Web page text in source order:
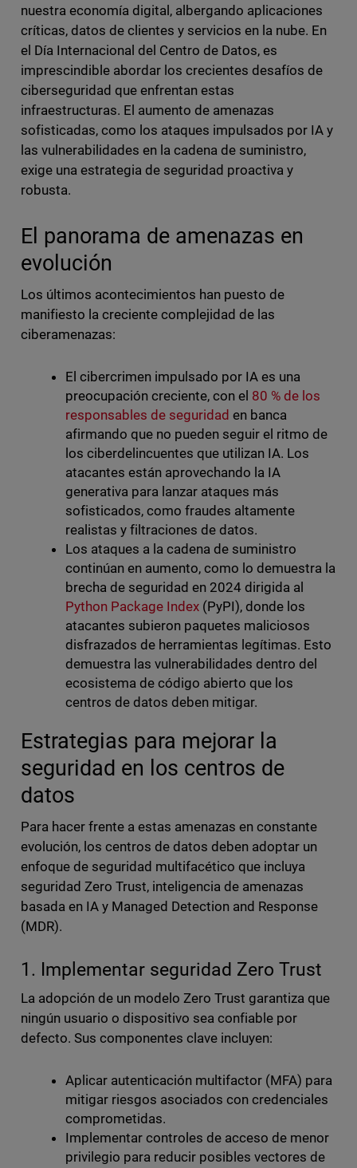
nuestra economía digital, albergando aplicaciones
críticas, datos de clientes y servicios en la nube. En
el Día Internacional del Centro de Datos, es
imprescindible abordar los crecientes desafíos de
ciberseguridad que enfrentan estas
infraestructuras. El aumento de amenazas
sofisticadas, como los ataques impulsados por IA y
las vulnerabilidades en la cadena de suministro,
exige una estrategia de seguridad proactiva y
robusta.
El panorama de amenazas en
evolución
Los últimos acontecimientos han puesto de
manifiesto la creciente complejidad de las
ciberamenazas:
El cibercrimen impulsado por IA es una
preocupación creciente, con el 80 % de los
responsables de seguridad en banca
afirmando que no pueden seguir el ritmo de
los ciberdelincuentes que utilizan IA. Los
atacantes están aprovechando la IA
generativa para lanzar ataques más
sofisticados, como fraudes altamente
realistas y filtraciones de datos.
Los ataques a la cadena de suministro
continúan en aumento, como lo demuestra la
brecha de seguridad en 2024 dirigida al
Python Package Index(PyPI), donde los
atacantes subieron paquetes maliciosos
disfrazados de herramientas legítimas. Esto
demuestra las vulnerabilidades dentro del
ecosistema de código abierto que los
centros de datos deben mitigar.
Estrategias para mejorar la
seguridad en los centros de
datos
Para hacer frente a estas amenazas en constante
evolución, los centros de datos deben adoptar un
enfoque de seguridad multifacético que incluya
seguridad Zero Trust, inteligencia de amenazas
basada en IA y Managed Detection and Response
(MDR).
1. Implementar seguridad Zero Trust
La adopción de un modelo Zero Trust garantiza que
ningún usuario o dispositivo sea confiable por
defecto. Sus componentes clave incluyen:
Aplicar autenticación multifactor (MFA) para
mitigar riesgos asociados con credenciales
comprometidas.
Implementar controles de acceso de menor
privilegio para reducir posibles vectores de